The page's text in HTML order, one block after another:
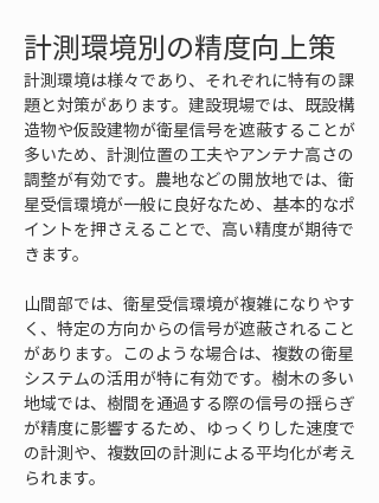
計測環境別の精度向上策
計測環境は様々であり、それぞれに特有の課
題と対策があります。建設現場では、既設構
造物や仮設建物が衛星信号を遮蔽することが
多いため、計測位置の工夫やアンテナ高さの
調整が有効です。農地などの開放地では、衛
星受信環境が一般に良好なため、基本的なポ
イントを押さえることで、高い精度が期待で
きます。
山間部では、衛星受信環境が複雑になりやす
く、特定の方向からの信号が遮蔽されること
があります。このような場合は、複数の衛星
システムの活用が特に有効です。樹木の多い
地域では、樹間を通過する際の信号の揺らぎ
が精度に影響するため、ゆっくりした速度で
の計測や、複数回の計測による平均化が考え
られます。